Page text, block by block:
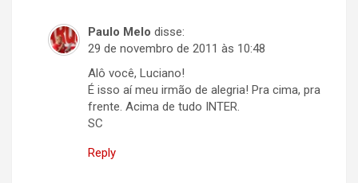
Paulo Melo disse:
29 de novembro de 2011 às 10:48
Alô você, Luciano!
É isso aí meu irmão de alegria! Pra cima, pra
frente. Acima de tudo INTER.
SC
Reply